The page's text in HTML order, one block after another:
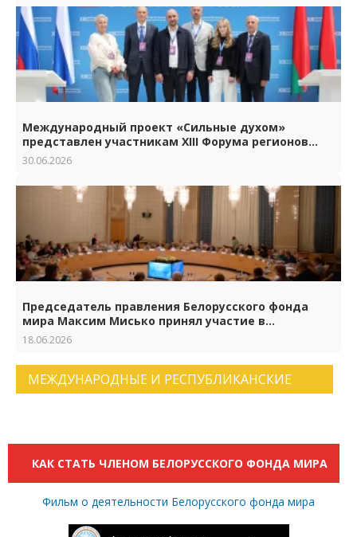
Международный проект «Сильные духом»
представлен участникам XIII Форума регионов
Беларуси и России
30.06.2026
Председатель правления Белорусского фонда
мира Максим Мисько принял участие в
торжествах по случаю 65-летия Российского
18.06.2026
МЕЖДУНАРОДНЫЕ И РЕСПУБЛИКАНСКИЕ
КАК СТАТЬ ЧЛЕНОМ БЕЛОРУССКОГО ФОНДА МИРА
Фильм о деятельности Белорусского фонда мира